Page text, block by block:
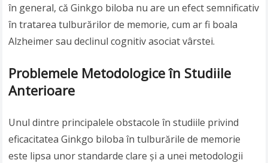
în general, că Ginkgo biloba nu are un efect semnificativ
în tratarea tulburărilor de memorie, cum ar fi boala
Alzheimer sau declinul cognitiv asociat vârstei.
Problemele Metodologice în Studiile
Anterioare
Unul dintre principalele obstacole în studiile privind
eficacitatea Ginkgo biloba în tulburările de memorie
este lipsa unor standarde clare și a unei metodologii